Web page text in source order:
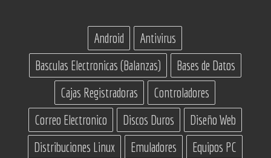
Android
Antivirus
Basculas Electronicas (Balanzas)
Bases de Datos
Cajas Registradoras
Controladores
Correo Electronico
Discos Duros
Diseño Web
Distribuciones Linux
Emuladores
Equipos PC